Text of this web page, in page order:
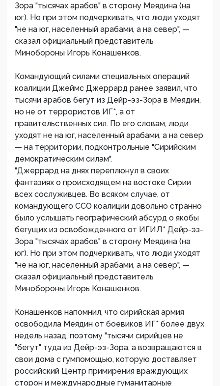
Зора "тысячах арабов" в сторону Меядина (на
юг). Но при этом подчеркивать, что люди уходят
"не на юг, населенный арабами, а на север", —
сказал официальный представитель
Минобороны Игорь Конашенков.
Командующий силами специальных операций
коалиции Джеймс Джеррард ранее заявил, что
тысячи арабов бегут из Дейр-эз-Зора в Меядин,
но не от террористов ИГ*, а от
правительственных сил. По его словам, люди
уходят не на юг, населенный арабами, а на север
— на территории, подконтрольные "Сирийским
демократическим силам".
"Джеррард на днях переплюнул в своих
фантазиях о происходящем на востоке Сирии
всех сослуживцев. Во всяком случае, от
командующего ССО коалиции довольно странно
было услышать географический абсурд о якобы
бегущих из освобожденного от ИГИЛ* Дейр-эз-
Зора "тысячах арабов" в сторону Меядина (на
юг). Но при этом подчеркивать, что люди уходят
"не на юг, населенный арабами, а на север", —
сказал официальный представитель
Минобороны Игорь Конашенков.
Конашенков напомнил, что сирийская армия
освободила Меядин от боевиков ИГ* более двух
недель назад, поэтому "тысячи сирийцев не
"бегут" туда из Дейр-эз-Зора, а возвращаются в
свои дома с гумпомощью, которую доставляет
российский Центр примирения враждующих
сторон и международные гуманитарные